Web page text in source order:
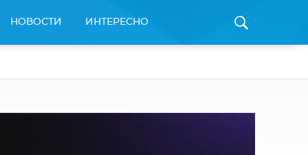
НОВОСТИ ИНТЕРЕСНО